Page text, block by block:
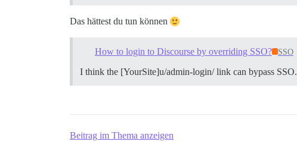
Das hättest du tun können
How to login to Discourse by overriding SSO? SSO
I think the [YourSite]u/admin-login/ link can bypass SSO.
Beitrag im Thema anzeigen